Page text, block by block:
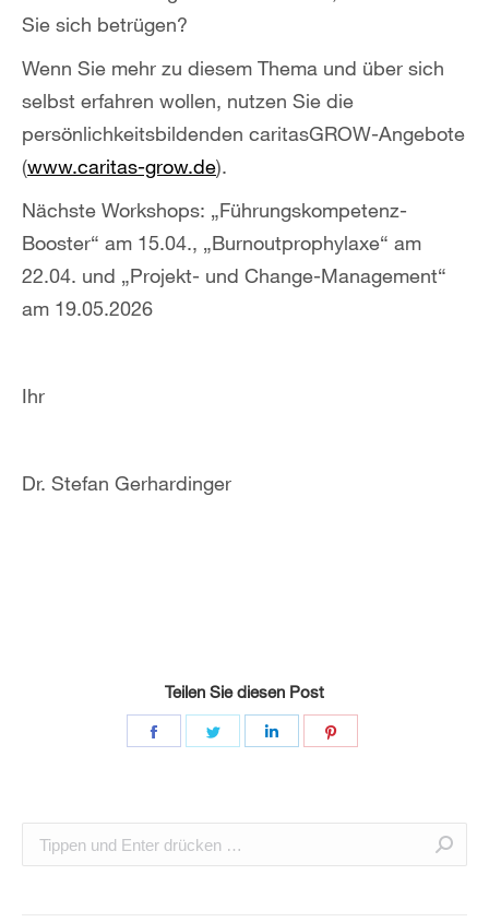
Sie sich betrügen?
Wenn Sie mehr zu diesem Thema und über sich
selbst erfahren wollen, nutzen Sie die
persönlichkeitsbildenden caritasGROW-Angebote
(www.caritas-grow.de).
Nächste Workshops: „Führungskompetenz-
Booster“ am 15.04., „Burnoutprophylaxe“ am
22.04. und „Projekt- und Change-Management“
am 19.05.2026
Ihr
Dr. Stefan Gerhardinger
Teilen Sie diesen Post